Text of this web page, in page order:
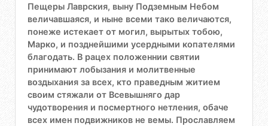
Пещеры Лаврския, выну Подземным Небом
величавшаяся, и ныне всеми тако величаются,
понеже истекает от могил, вырытых тобою,
Марко, и позднейшими усердными копателями
благодать. В рацех положеннии святии
принимают лобызания и молитвенные
воздыхания за всех, кто праведным житием
своим стяжали от Всевышняго дар
чудотворения и посмертного нетления, обаче
всех имен подвижников не вемы. Прославляем